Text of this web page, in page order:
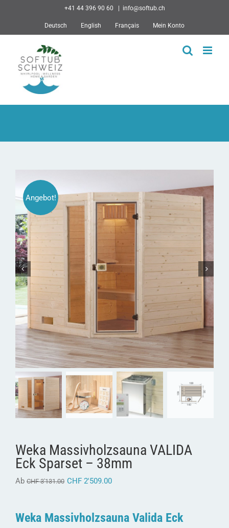
+41 44 396 90 60 info@softub.ch
Deutsch English Français Mein Konto
Angebot!
Weka Massivholzsauna VALIDA
Eck Sparset – 38mm
Ab CHF3'131.00 CHF 2'509.00
Weka Massivholzsauna Valida Eck